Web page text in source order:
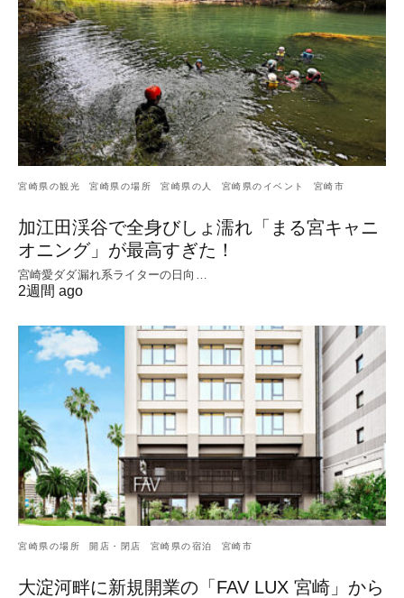
宮崎県の観光 宮崎県の場所 宮崎県の人 宮崎県のイベント 宮崎市
加江田渓谷で全身びしょ濡れ「まる宮キャニ
オニング」が最高すぎた！
宮崎愛ダダ漏れ系ライターの日向…
2週間 ago
宮崎県の場所 開店・閉店 宮崎県の宿泊 宮崎市
大淀河畔に新規開業の「FAV LUX 宮崎」から